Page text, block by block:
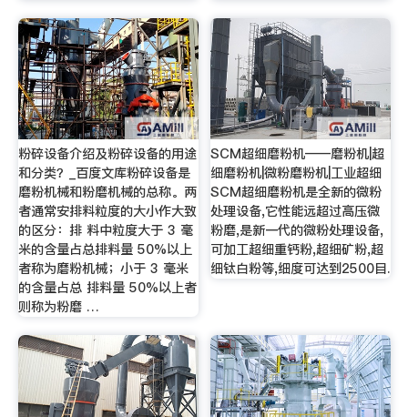
粉碎设备介绍及粉碎设备的用途
和分类？_百度文库粉碎设备是
磨粉机械和粉磨机械的总称。两
者通常安排料粒度的大小作大致
的区分：排 料中粒度大于 3 毫
米的含量占总排料量 50%以上
者称为磨粉机械；小于 3 毫米
的含量占总 排料量 50%以上者
则称为粉磨 …
SCM超细磨粉机——磨粉机|超
细磨粉机|微粉磨粉机|工业超细
SCM超细磨粉机是全新的微粉
处理设备,它性能远超过高压微
粉磨,是新一代的微粉处理设备,
可加工超细重钙粉,超细矿粉,超
细钛白粉等,细度可达到2500目.